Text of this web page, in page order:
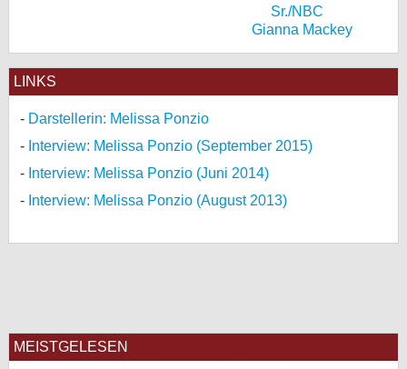
Gianna Mackey
LINKS
Darstellerin: Melissa Ponzio
Interview: Melissa Ponzio (September 2015)
Interview: Melissa Ponzio (Juni 2014)
Interview: Melissa Ponzio (August 2013)
MEISTGELESEN